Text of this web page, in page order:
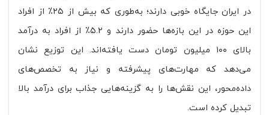
در ایران جایگاه خوبی دارند؛ به‌طوری که بیش از ۲۵٪ از افراد
این حوزه در این بازه‌ها حضور دارند و ۵.۲٪ از افراد به درآمد
بالای ۱۰۰ میلیون تومان دست یافته‌اند. این توزیع نشان
می‌دهد که مهارت‌های پیشرفته و نیاز به تخصص‌های
داده‌محور، این نقش‌ها را به گزینه‌هایی جذاب برای درآمد بالا
تبدیل کرده است.